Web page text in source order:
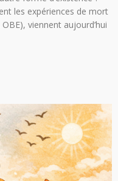
les expériences de mort
viennent aujourd’hui